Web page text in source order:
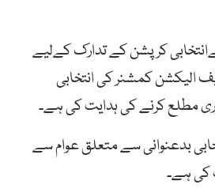
کرپشن کے تدارک کےلیے
الیکشن کمشنر کی انتخابی
مطلع کرنے کی ہدایت کی ہے۔
بدعنوانی سے متعلق عوام سے
کی ہے۔